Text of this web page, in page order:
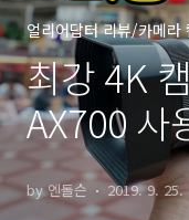
얼리어답터 리뷰/카메라
최강 4K
AX700 사
by 엔돌슨 2019. 9. 25.